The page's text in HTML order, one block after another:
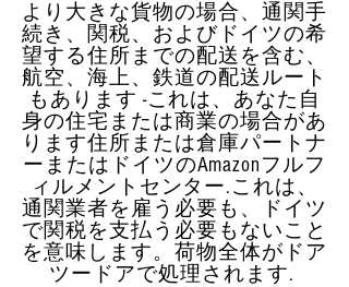
より大きな貨物の場合、通関手
続き、関税、およびドイツの希
望する住所までの配送を含む、
航空、海上、鉄道の配送ルート
もあります -これは、あなた自
身の住宅または商業の場合があ
ります住所または倉庫パートナ
ーまたはドイツのAmazonフルフ
ィルメントセンター.これは、
通関業者を雇う必要も、ドイツ
で関税を支払う必要もないこと
を意味します。荷物全体がドア
ツードアで処理されます.